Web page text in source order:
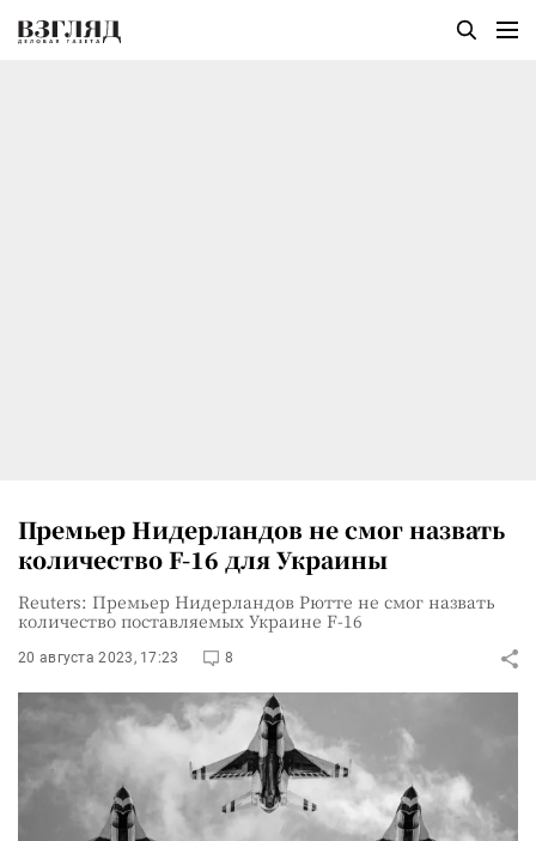
Премьер Нидерландов не смог назвать
количество F-16 для Украины
Reuters: Премьер Нидерландов Рютте не смог назвать
количество поставляемых Украине F-16
20 августа 2023, 17:23 8